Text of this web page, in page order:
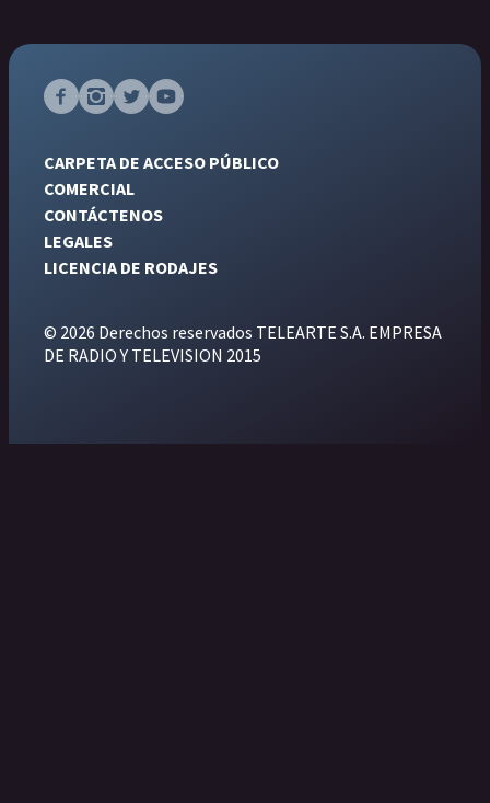
CARPETA DE ACCESO PÚBLICO
COMERCIAL
CONTÁCTENOS
LEGALES
LICENCIA DE RODAJES
© 2026 Derechos reservados TELEARTE S.A. EMPRESA
DE RADIO Y TELEVISION 2015